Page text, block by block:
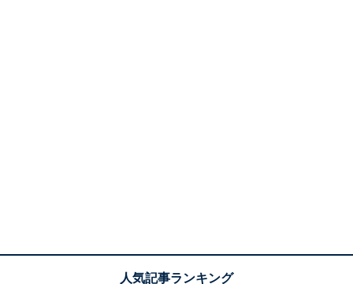
ています。特に奥日光には、竜頭ノ滝や湯滝など個性豊
かな滝が点在し、大自然と調和した雄大な景色が魅力で